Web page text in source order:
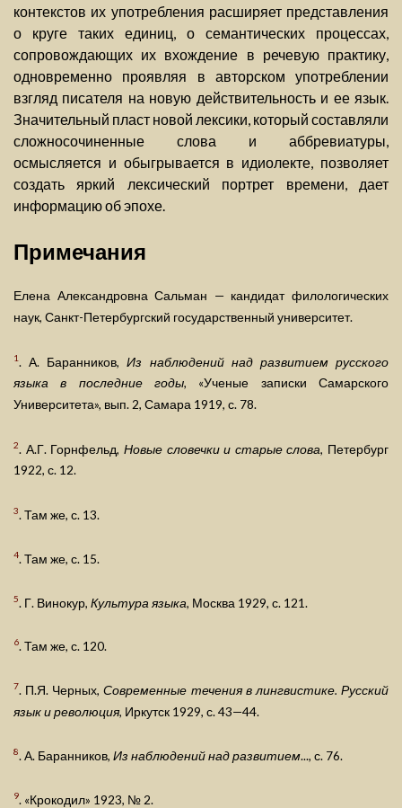
контекстов их употребления расширяет представления
о круге таких единиц, о семантических процессах,
сопровождающих их вхождение в речевую практику,
одновременно проявляя в авторском употреблении
взгляд писателя на новую действительность и ее язык.
Значительный пласт новой лексики, который составляли
сложносочиненные слова и аббревиатуры,
осмысляется и обыгрывается в идиолекте, позволяет
создать яркий лексический портрет времени, дает
информацию об эпохе.
Примечания
Елена Александровна Сальман — кандидат филологических
наук, Санкт-Петербургский государственный университет.
1. А. Баранников,Из наблюдений над развитием русского
языка в последние годы, «Ученые записки Самарского
Университета», вып. 2, Самара 1919, с. 78.
2. А.Г. Горнфельд, Новые словечки и старые слова, Петербург
1922, с. 12.
3. Там же, с. 13.
4 . Там же, с. 15.
5 . Г. Винокур, Культура языка , Москва 1929, с. 121.
6. Там же, с. 120.
7. П.Я. Черных,Современные течения в лингвистике. Русский
язык и революция, Иркутск 1929, с. 43—44.
8. А. Баранников, Из наблюдений над развитием..., с. 76.
9. «Крокодил» 1923, № 2.